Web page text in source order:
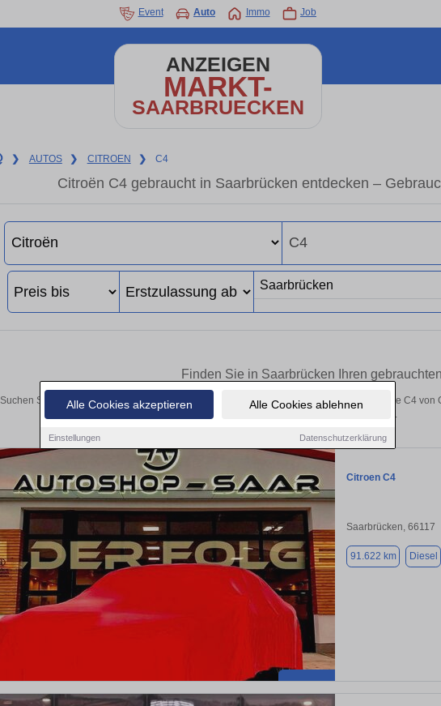
Alle Cookies akzeptieren Alle Cookies ablehnen
Einstellungen Datenschutzerklärung
Event Auto Immo Job
ANZEIGEN
MARKT-
SAARBRUECKEN
❯ AUTOS ❯ CITROEN ❯ C4
Citroën C4 gebraucht in Saarbrücken entdecken –
Finden Sie in Saarbrücken Ihren
Suchen Sie in Saarbrücken einen Citroën C4 Gebrauchtwagen? Entdecken Sie gebrauchte C4
Citroen C4
Saarbrücken, 66117
91.622 km Diesel